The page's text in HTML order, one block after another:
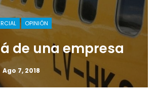
OPINIÓN
de una empresa
Ago 7, 2018